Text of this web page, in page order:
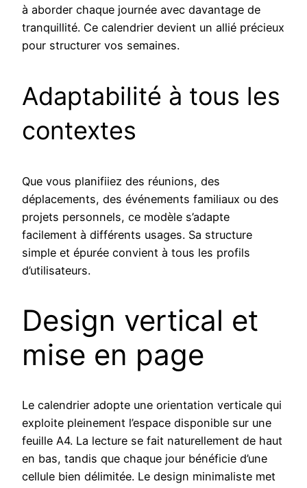
à aborder chaque journée avec davantage de
tranquillité. Ce calendrier devient un allié précieux
pour structurer vos semaines.
Adaptabilité à tous les
contextes
Que vous planifiiez des réunions, des
déplacements, des événements familiaux ou des
projets personnels, ce modèle s’adapte
facilement à différents usages. Sa structure
simple et épurée convient à tous les profils
d’utilisateurs.
Design vertical et
mise en page
Le calendrier adopte une orientation verticale qui
exploite pleinement l’espace disponible sur une
feuille A4. La lecture se fait naturellement de haut
en bas, tandis que chaque jour bénéficie d’une
cellule bien délimitée. Le design minimaliste met